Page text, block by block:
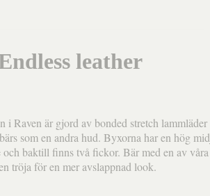
leather
i Raven är gjord av bonded stretch
som en andra hud. Byxorna har en hög
och baktill finns två fickor. Bär med en av
tröja för en mer avslappnad look.